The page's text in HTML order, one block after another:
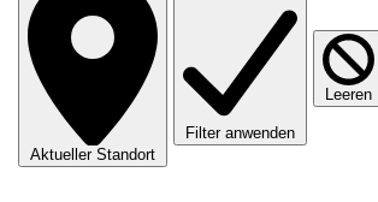
Aktueller Standort
Filter anwenden
Leeren